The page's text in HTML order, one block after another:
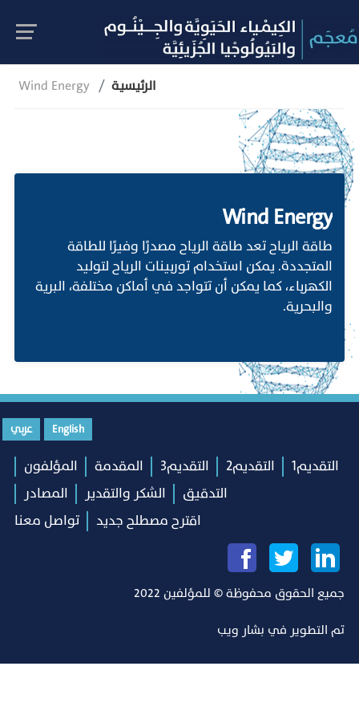
Wind Energy الرئيسية
Wind Energy
طاقة الرياح تعد طاقة الرياح مصدرًا وفيرًا للطاقة
المتجددة. يمكن استخدام توربينات الرياح لتوليد
الكهرباء، كما يمكن أن تتواجد في أماكن مختلفة، البرية
والبحرية.
English عربي
التقديم1 التقديم2 التقديم3 المقدمة
المؤلفون
التدقيق
الشكر والتقدير
المصادر
اقترح مصطلح جديد
تواصل معنا
جميع الحقوق محفوظة © للمؤلفين 2022
تم التطوير في بشار ويب